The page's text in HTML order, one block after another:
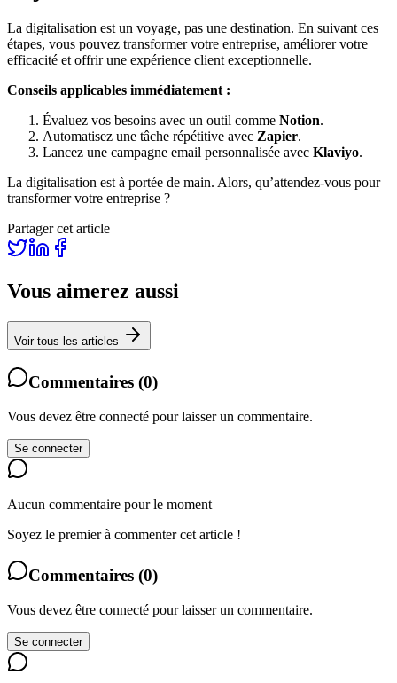
La digitalisation est un voyage, pas une destination. En suivant ces
étapes, vous pouvez transformer votre entreprise, améliorer votre
efficacité et offrir une expérience client exceptionnelle.
Conseils applicables immédiatement :
Évaluez vos besoins avec un outil comme Notion.
Automatisez une tâche répétitive avec Zapier.
Lancez une campagne email personnalisée avec Klaviyo.
La digitalisation est à portée de main. Alors, qu’attendez-vous pour
transformer votre entreprise ?
Partager cet article
Vous aimerez aussi
Voir tous les articles
Commentaires (0)
Vous devez être connecté pour laisser un commentaire.
Se connecter
Aucun commentaire pour le moment
Soyez le premier à commenter cet article !
Commentaires (0)
Vous devez être connecté pour laisser un commentaire.
Se connecter